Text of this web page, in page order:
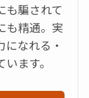
も騙されて
も精通。実
なれる・
ます。